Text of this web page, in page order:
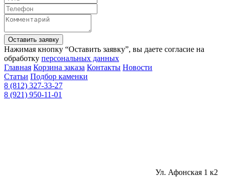
Оставить заявку
Нажимая кнопку “Оставить заявку”, вы даете согласие на
обработку персональных данных
Главная Корзина заказа Контакты Новости
Статьи Подбор каменки
8 (812) 327-33-27
8 (921) 950-11-01
Ул. Афонская 1 к2